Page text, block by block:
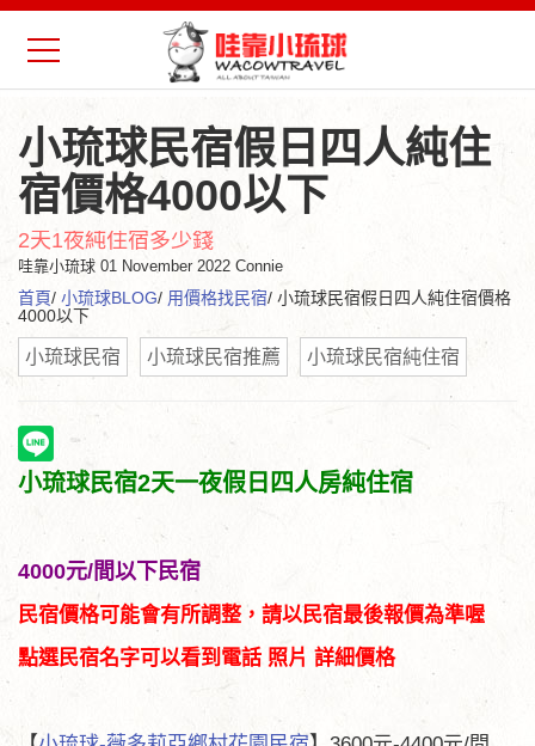
小琉球民宿假日四人純住
宿價格4000以下
2天1夜純住宿多少錢
哇靠小琉球 01 November 2022 Connie
首頁/ 小琉球BLOG/ 用價格找民宿/ 小琉球民宿假日四人純住宿價格
4000以下
小琉球民宿 小琉球民宿推薦 小琉球民宿純住宿
小琉球民宿2天一夜假日四人房純住宿
4000元/間以下民宿
民宿價格可能會有所調整，請以民宿最後報價為準喔
點選民宿名字可以看到電話 照片 詳細價格